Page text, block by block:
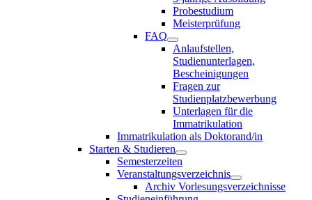
Probestudium
Meisterprüfung
FAQ
Anlaufstellen,
Studienunterlagen,
Bescheinigungen
Fragen zur
Studienplatzbewerbung
Unterlagen für die
Immatrikulation
Immatrikulation als Doktorand/in
Starten & Studieren
Semesterzeiten
Veranstaltungsverzeichnis
Archiv Vorlesungsverzeichnisse